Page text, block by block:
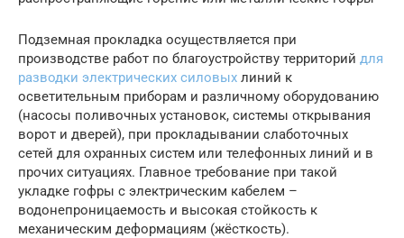
Подземная прокладка осуществляется при
производстве работ по благоустройству территорий для
разводки электрических силовых линий к
осветительным приборам и различному оборудованию
(насосы поливочных установок, системы открывания
ворот и дверей), при прокладывании слаботочных
сетей для охранных систем или телефонных линий и в
прочих ситуациях. Главное требование при такой
укладке гофры с электрическим кабелем –
водонепроницаемость и высокая стойкость к
механическим деформациям (жёсткость).